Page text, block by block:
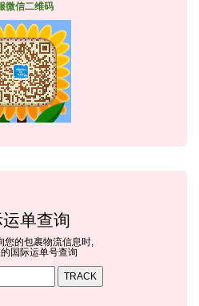
微信二维码
单查询
您的包裹物流信息时,
国际运单号查询